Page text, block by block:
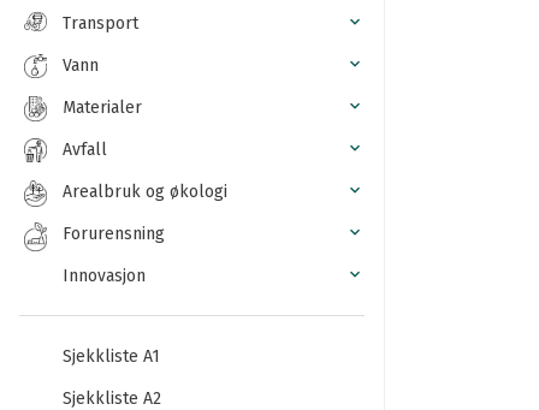
Transport
Vann
Materialer
Avfall
Arealbruk og økologi
Forurensning
Innovasjon
Sjekkliste A1
Sjekkliste A2